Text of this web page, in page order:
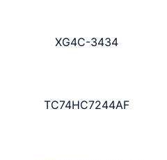
XG4C-3434
TC74HC7244AF